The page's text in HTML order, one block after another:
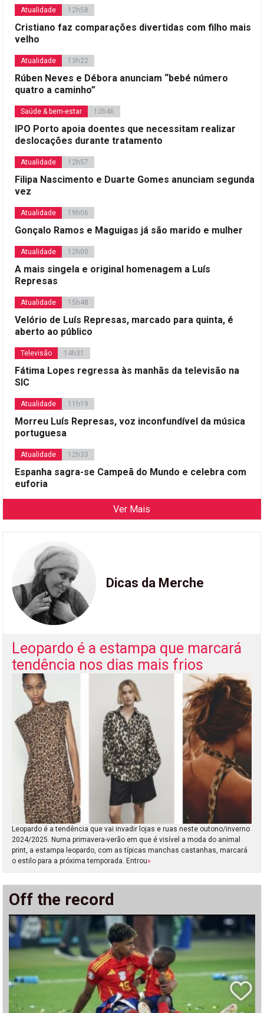
Atualidade 12h58
Cristiano faz comparações divertidas com filho mais
velho
Atualidade 13h22
Rúben Neves e Débora anunciam “bebé número
quatro a caminho”
Saúde & bem-estar 12h46
IPO Porto apoia doentes que necessitam realizar
deslocações durante tratamento
Atualidade 12h57
Filipa Nascimento e Duarte Gomes anunciam segunda
vez
Atualidade 19h06
Gonçalo Ramos e Maguigas já são marido e mulher
Atualidade 12h00
A mais singela e original homenagem a Luís
Represas
Atualidade 15h48
Velório de Luís Represas, marcado para quinta, é
aberto ao público
Televisão 14h31
Fátima Lopes regressa às manhãs da televisão na
SIC
Atualidade 11h19
Morreu Luís Represas, voz inconfundível da música
portuguesa
Atualidade 12h33
Espanha sagra-se Campeã do Mundo e celebra com
euforia
Ver Mais
Dicas da Merche
Leopardo é a estampa que marcará
tendência nos dias mais frios
Leopardo é a tendência que vai invadir lojas e ruas neste outono/inverno
2024/2025. Numa primavera-verão em que é visível a moda do animal
print, a estampa leopardo, com as típicas manchas castanhas, marcará
o estilo para a próxima temporada. Entrou»
Off the record